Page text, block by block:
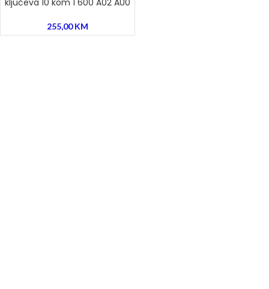
ključeva 10 kom 1 600 A02 AU0
255,00KM